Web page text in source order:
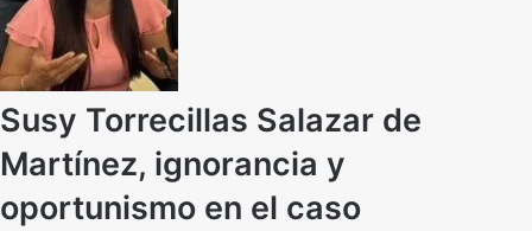
Susy Torrecillas Salazar de
Martínez, ignorancia y
oportunismo en el caso